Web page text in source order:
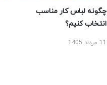
چگونه لباس کار مناسب
انتخاب کنیم؟
11 مرداد 1405